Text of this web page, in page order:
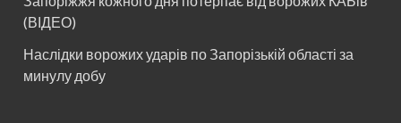
(ВІДЕО)
Наслідки ворожих ударів по Запорізькій області за
минулу добу